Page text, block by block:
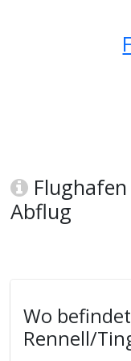
Abflug
Wo
Rennell/